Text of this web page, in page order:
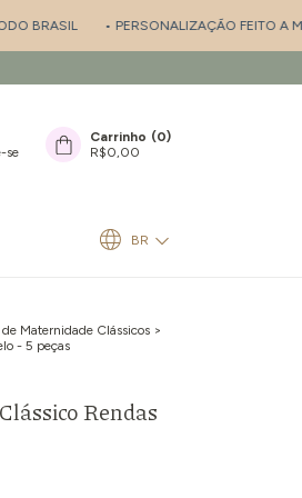
• PERSONALIZAÇÃO FEITO A MÃO
se
Carrinho (0)
R$0,00
BR
Maternidade Clássicos >
- 5 peças
Rendas